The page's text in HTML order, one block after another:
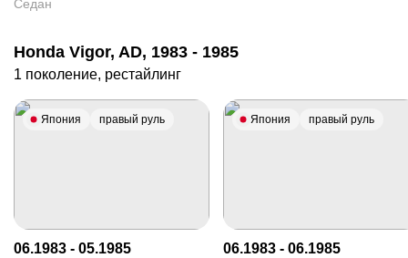
Седан
Honda Vigor, AD, 1983 - 1985
1 поколение, рестайлинг
Япония правый руль
06.1983 - 05.1985
Япония правый руль
06.1983 - 06.1985